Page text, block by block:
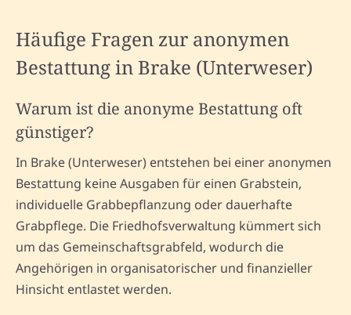
Häufige Fragen zur anonymen
Bestattung in Brake (Unterweser)
Warum ist die anonyme Bestattung oft
günstiger?
In Brake (Unterweser) entstehen bei einer anonymen
Bestattung keine Ausgaben für einen Grabstein,
individuelle Grabbepflanzung oder dauerhafte
Grabpflege. Die Friedhofsverwaltung kümmert sich
um das Gemeinschaftsgrabfeld, wodurch die
Angehörigen in organisatorischer und finanzieller
Hinsicht entlastet werden.